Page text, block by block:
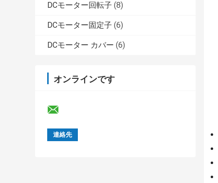
DCモーター回転子 (8)
DCモーター固定子 (6)
DCモーター カバー (6)
オンラインです